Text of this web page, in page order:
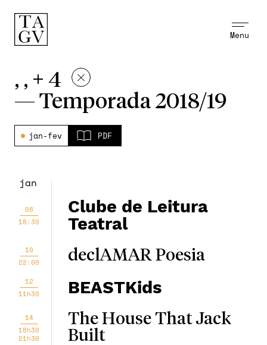
Menu
, , + 4
— Temporada 2018/19
jan-fev PDF
jan
08
18:30
Clube de Leitura
Teatral
10
22:00
declAMAR Poesia
12
11h30
BEASTKids
14
18h30
21h30
The House That Jack
Built